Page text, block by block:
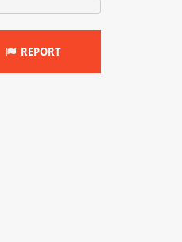
REPORT